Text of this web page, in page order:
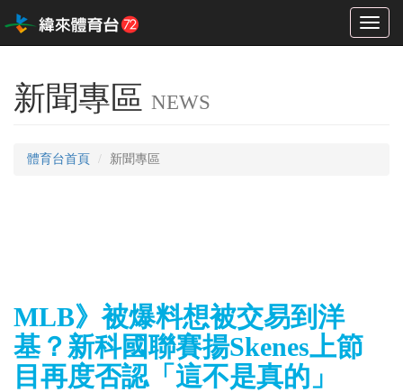
Toggle
新聞專區 NEWS
體育台首頁 新聞專區
MLB》被爆料想被交易到洋
基？新科國聯賽揚Skenes上節
目再度否認「這不是真的」